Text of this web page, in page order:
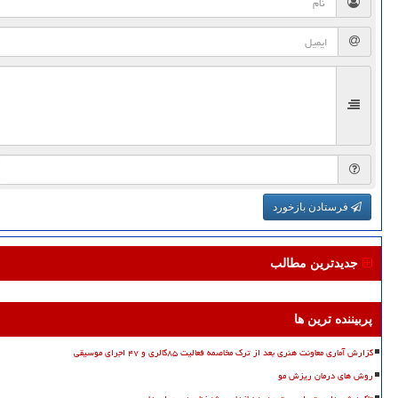
فرستادن بازخورد
جدیدترین مطالب
پربیننده ترین ها
گزارش آماری معاونت هنری بعد از ترک مخاصمه فعالیت ۸۵گالری و ۴۷ اجرای موسیقی
روش های درمان ریزش مو